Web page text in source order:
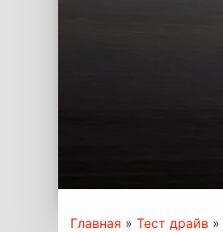
Главная » Тест драйв »